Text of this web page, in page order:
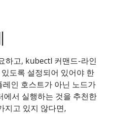
하고, kubectl 커맨드-라인
도록 설정되어 있어야 한
인 호스트가 아닌 노드가
에서 실행하는 것을 추천한
지고 있지 않다면,